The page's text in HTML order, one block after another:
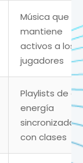
Música que
mantiene
activos a los
jugadores
Playlists de
energía
sincronizadas
con clases